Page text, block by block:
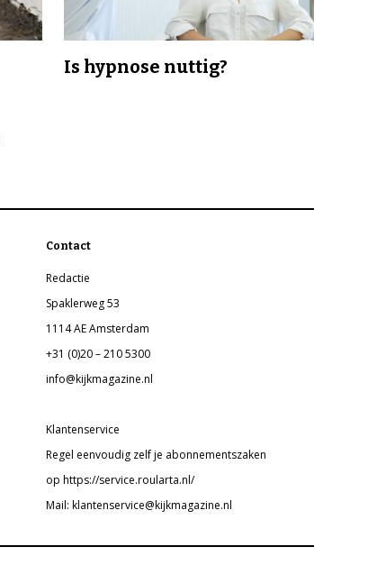
Is hypnose nuttig?
Contact
Redactie
Spaklerweg 53
1114 AE Amsterdam
+31 (0)20 – 210 5300
info@kijkmagazine.nl
Klantenservice
Regel eenvoudig zelf je abonnementszaken
op https://service.roularta.nl/
Mail: klantenservice@kijkmagazine.nl